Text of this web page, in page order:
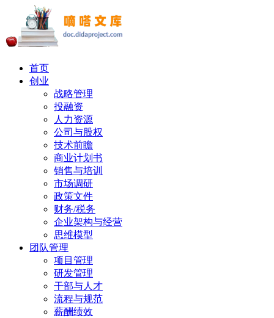
首页
创业
战略管理
投融资
人力资源
公司与股权
技术前瞻
商业计划书
销售与培训
市场调研
政策文件
财务/税务
企业架构与经营
思维模型
团队管理
项目管理
研发管理
干部与人才
流程与规范
薪酬绩效